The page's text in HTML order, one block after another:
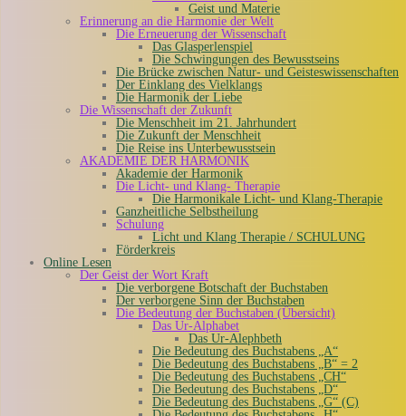
Geist und Materie
Erinnerung an die Harmonie der Welt
Die Erneuerung der Wissenschaft
Das Glasperlenspiel
Die Schwingungen des Bewusstseins
Die Brücke zwischen Natur- und Geisteswissenschaften
Der Einklang des Vielklangs
Die Harmonik der Liebe
Die Wissenschaft der Zukunft
Die Menschheit im 21. Jahrhundert
Die Zukunft der Menschheit
Die Reise ins Unterbewusstsein
AKADEMIE DER HARMONIK
Akademie der Harmonik
Die Licht- und Klang- Therapie
Die Harmonikale Licht- und Klang-Therapie
Ganzheitliche Selbstheilung
Schulung
Licht und Klang Therapie / SCHULUNG
Förderkreis
Online Lesen
Der Geist der Wort Kraft
Die verborgene Botschaft der Buchstaben
Der verborgene Sinn der Buchstaben
Die Bedeutung der Buchstaben (Übersicht)
Das Ur-Alphabet
Das Ur-Alephbeth
Die Bedeutung des Buchstabens „A“
Die Bedeutung des Buchstabens „B“ = 2
Die Bedeutung des Buchstabens „CH“
Die Bedeutung des Buchstabens „D“
Die Bedeutung des Buchstabens „G“ (C)